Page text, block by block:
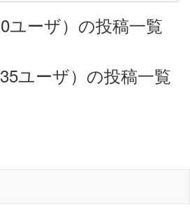
ユーザ）の投稿一覧
ユーザ）の投稿一覧